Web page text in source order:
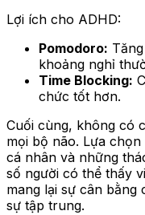
Lợi ích cho ADHD:
Pomodoro:
khoảng nghỉ
Time Blocking:
chức tốt hơn.
Cuối cùng, không có
mọi bộ não. Lựa
cá nhân và những
số người có thể thấy
mang lại sự cân bằng
sự tập trung.